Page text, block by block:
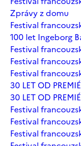
Zprávy z domu
Festival
100 let Ingeborg
Festival
Festival
Festival
30 LET OD
30 LET OD
Festival
Festival
Festival